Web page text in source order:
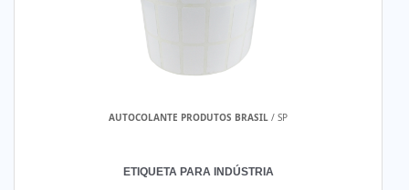
AUTOCOLANTE PRODUTOS BRASIL / SP
ETIQUETA PARA INDÚSTRIA